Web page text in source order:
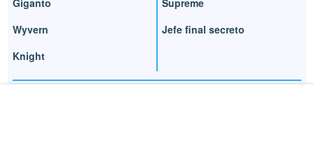
Giganto
Wyvern
Knight
Supreme
Jefe final secreto